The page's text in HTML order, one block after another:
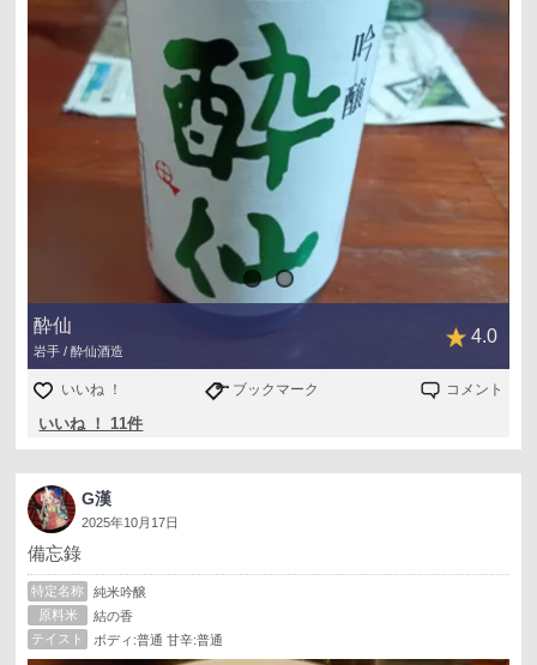
酔仙
岩手 / 酔仙酒造
4.0
いいね ！ ブックマーク コメント
いいね ！ 11件
G漢
2025年10月17日
備忘錄
特定名称
純米吟醸
原料米
結の香
テイスト
ボディ:普通 甘辛:普通